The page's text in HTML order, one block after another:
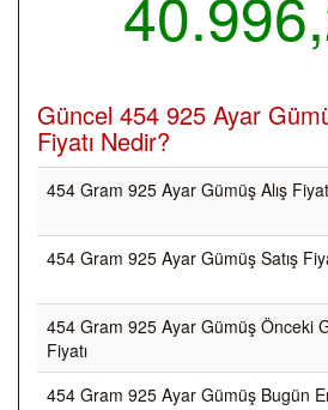
Güncel 454 925 Ayar
Fiyatı Nedir?
454 Gram 925 Ayar Gümüş Alış
454 Gram 925 Ayar Gümüş Satış
454 Gram 925 Ayar Gümüş Önceki
Fiyatı
454 Gram 925 Ayar Gümüş Bugün